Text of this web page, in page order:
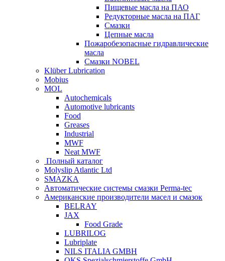
Пищевые масла на ПАО
Редукторные масла на ПАГ
Смазки
Цепные масла
Пожаробезопасные гидравлические
масла
Смазки NOBEL
Klüber Lubrication
Mobius
MOL
Autochemicals
Automotive lubricants
Food
Greases
Industrial
MWF
Neat MWF
Полный каталог
Molyslip Atlantic Ltd
SMAZKA
Автоматические системы смазки Perma-tec
Американские производители масел и смазок
BELRAY
JAX
Food Grade
LUBRILOG
Lubriplate
NILS ITALIA GMBH